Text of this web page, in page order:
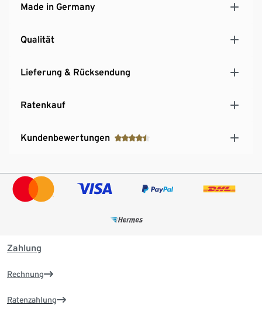
Made in Germany
Qualität
Lieferung & Rücksendung
Ratenkauf
Kundenbewertungen
Zahlung
Rechnung
Ratenzahlung